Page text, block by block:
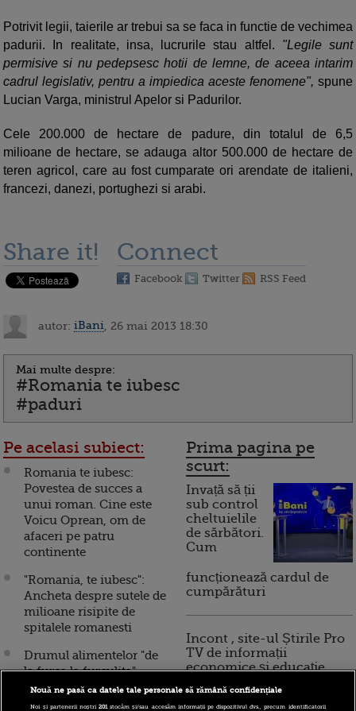
Potrivit legii, taierile ar trebui sa se faca in functie de vechimea
padurii. In realitate, insa, lucrurile stau altfel. "Legile sunt
permisive si nu pedepsesc hotii de lemne, de aceea intarim
cadrul legislativ, pentru a impiedica aceste fenomene", spune
Lucian Varga, ministrul Apelor si Padurilor.
Cele 200.000 de hectare de padure, din totalul de 6,5
milioane de hectare, se adauga altor 500.000 de hectare de
teren agricol, care au fost cumparate ori arendate de italieni,
francezi, danezi, portughezi si arabi.
Share it! Connect
Facebook Twitter RSS Feed
autor: iBani , 26 mai 2013 18:30
Mai multe despre:
#Romania te iubesc
#paduri
Pe acelasi subiect:
Romania te iubesc:
Povestea de succes a
unui roman. Cine este
Voicu Oprean, om de
afaceri pe patru
continente
"Romania, te iubesc":
Ancheta despre sutele de
milioane risipite de
spitalele romanesti
Drumul alimentelor "de
la furca la furculita",
duminica, la "Romania,
te iubesc"
Prima pagina pe
scurt:
Invață să ții
sub control
cheltuielile
de sărbători.
Cum
funcționează cardul de
cumpărături
Incont , site-ul Știrile Pro
TV de informații
economice și educație
Nouă ne pasă ca datele tale personale să rămână confidențiale
Noi și partenerii noștri201stocăm și/sau accesăm informații pe dispozitivul dvs., precum identificatorii